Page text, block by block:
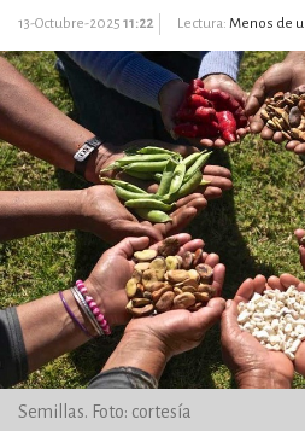
13-Octubre-2025 11:22 Lectura: Menos de
Semillas. Foto: cortesía